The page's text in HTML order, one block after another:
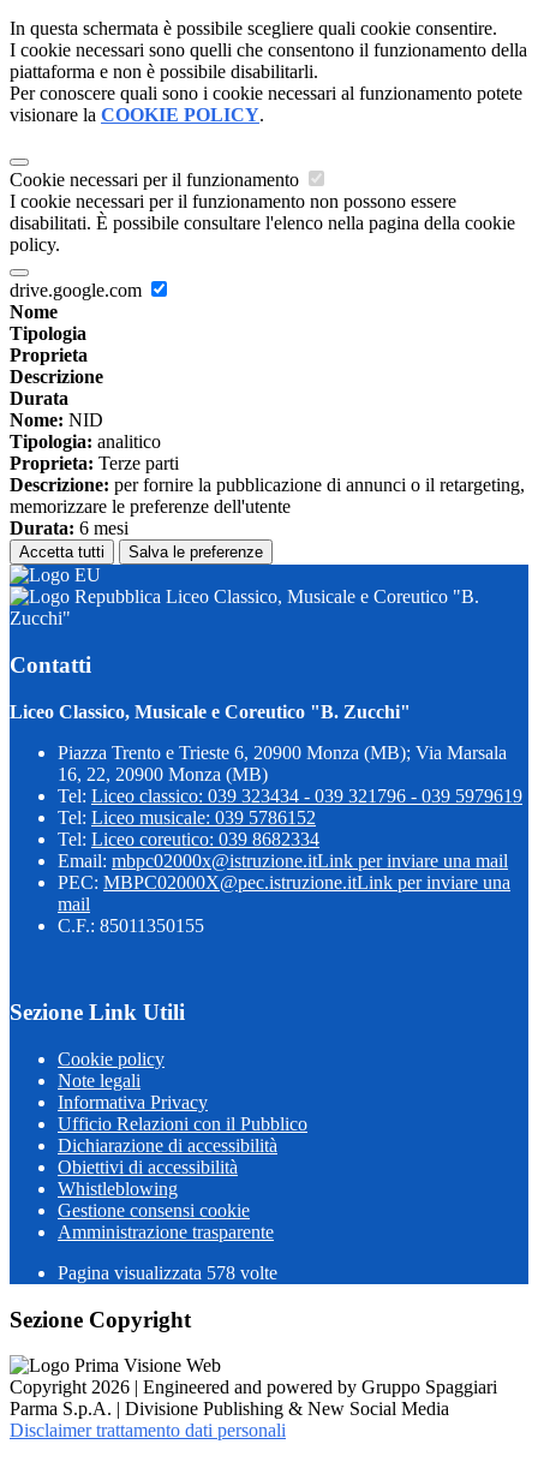
In questa schermata è possibile scegliere quali cookie consentire.
I cookie necessari sono quelli che consentono il funzionamento della
piattaforma e non è possibile disabilitarli.
Per conoscere quali sono i cookie necessari al funzionamento potete
visionare la COOKIE POLICY.
Cookie necessari per il funzionamento
I cookie necessari per il funzionamento non possono essere
disabilitati. È possibile consultare l'elenco nella pagina della cookie
policy.
drive.google.com
Nome
Tipologia
Proprieta
Descrizione
Durata
Nome: NID
Tipologia: analitico
Proprieta: Terze parti
Descrizione: per fornire la pubblicazione di annunci o il retargeting,
memorizzare le preferenze dell'utente
Durata: 6 mesi
Accetta tutti Salva le preferenze
Liceo Classico, Musicale e Coreutico "B.
Zucchi"
Contatti
Liceo Classico, Musicale e Coreutico "B. Zucchi"
Piazza Trento e Trieste 6, 20900 Monza (MB); Via Marsala
16, 22, 20900 Monza (MB)
Tel: Liceo classico: 039 323434 - 039 321796 - 039 5979619
Tel: Liceo musicale: 039 5786152
Tel: Liceo coreutico: 039 8682334
Email: mbpc02000x@istruzione.itLink per inviare una mail
PEC: MBPC02000X@pec.istruzione.itLink per inviare una
mail
C.F.: 85011350155
Sezione Link Utili
Cookie policy
Note legali
Informativa Privacy
Ufficio Relazioni con il Pubblico
Dichiarazione di accessibilità
Obiettivi di accessibilità
Whistleblowing
Gestione consensi cookie
Amministrazione trasparente
Pagina visualizzata 578 volte
Sezione Copyright
Copyright 2026 | Engineered and powered by Gruppo Spaggiari
Parma S.p.A. | Divisione Publishing & New Social Media
Disclaimer trattamento dati personali